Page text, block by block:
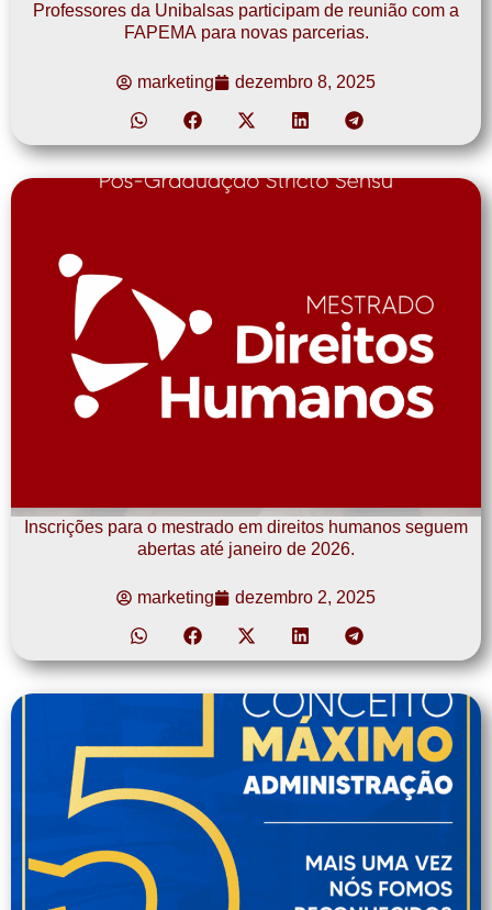
Professores da Unibalsas participam de reunião com a
FAPEMA para novas parcerias.
marketing dezembro 8, 2025
Inscrições para o mestrado em direitos humanos seguem
abertas até janeiro de 2026.
marketing dezembro 2, 2025